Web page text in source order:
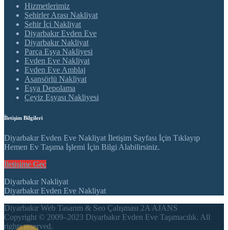
Hizmetlerimiz
Şehirler Arası Nakliyat
Şehir İçi Nakliyat
Diyarbakır Evden Eve
Diyarbakır Nakliyat
Parça Eşya Nakliyesi
Evden Eve Nakliyat
Evden Eve Amblaj
Asansörlü Nakliyat
Eşya Depolama
Çeyiz Eşyası Nakliyesi
İletişim Bilgileri
Diyarbakır Evden Eve Nakliyat İletişim Sayfası İçin Tıklayıp
Hemen Ev Taşıma İşlemi İçin Bilgi Alabilirsiniz.
İletişime Geç
Diyarbakır Nakliyat
Diyarbakır Evden Eve Nakliyat
Diyarbakır Web Tasarım & Seo Çalışması 2A AJANS
Copyright © 2009–2023 Diyarbakır Evden Eve Taşımacılık. All
rights reserved.